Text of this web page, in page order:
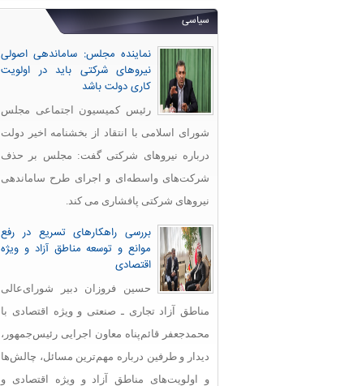
سیاسی
نماینده مجلس: ساماندهی اصولی
نیروهای شرکتی باید در اولویت
کاری دولت باشد
رئیس کمیسیون اجتماعی مجلس
شورای اسلامی با انتقاد از بخشنامه اخیر دولت
درباره نیروهای شرکتی گفت: مجلس بر حذف
شرکت‌های واسطه‌ای و اجرای طرح ساماندهی
نیروهای شرکتی پافشاری می کند.
بررسی راهکارهای تسریع در رفع
موانع و توسعه مناطق آزاد و ویژه
اقتصادی
حسین فروزان دبیر شورای‌عالی
مناطق آزاد تجاری ـ صنعتی و ویژه اقتصادی با
محمدجعفر قائم‌پناه معاون اجرایی رئیس‌جمهور،
دیدار و طرفین درباره مهم‌ترین مسائل، چالش‌ها
و اولویت‌های مناطق آزاد و ویژه اقتصادی و